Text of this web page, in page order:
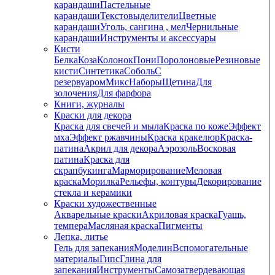
карандашиПастельные
карандашиТекстовыделителиЦветные
карандашиУголь, сангина , мелЧернильные
карандашиИнструменты и аксессуары
Кисти
БелкаКозаКолонокПониПоролоновыеРезиновые
кистиСинтетикаСобольС
резервуаромМиксНаборыЩетинаДля
золоченияДля фарфора
Книги, журналы
Краски для декора
Краска для свечей и мылаКраска по кожеЭффект
мхаЭффект ржавчиныКраска кракелюрКраска-
патинаАкрил для декораАэрозольВосковая
патинаКраска для
скрапбукингаМарморированиеМеловая
краскаМорилкаРельефы, контурыДекорирование
стекла и керамики
Краски художественные
Акварельные краскиАкриловая краскаГуашь,
темпераМасляная краскаПигменты
Лепка, литье
Гель для запеканияМоделинВспомогательные
материалыГипсГлина для
запеканияИнструментыСамозатвердевающая